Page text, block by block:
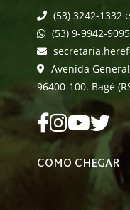
(53) 3242-1332
(53) 9-9942-9095
Avenida
96400-100. Bagé
COMO CHEGAR